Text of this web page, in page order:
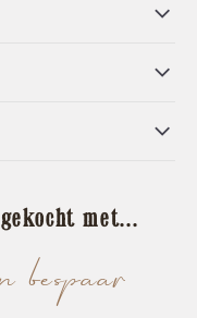
met...